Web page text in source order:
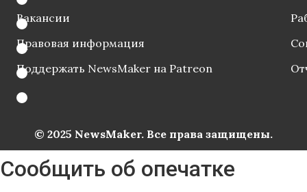
Вакансии
Правовая информация
Поддержать NewsMaker на Patreon
© 2025 NewsMaker. Все права защищены.
Сообщить об опечатке